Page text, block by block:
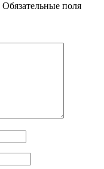
Обязательные поля